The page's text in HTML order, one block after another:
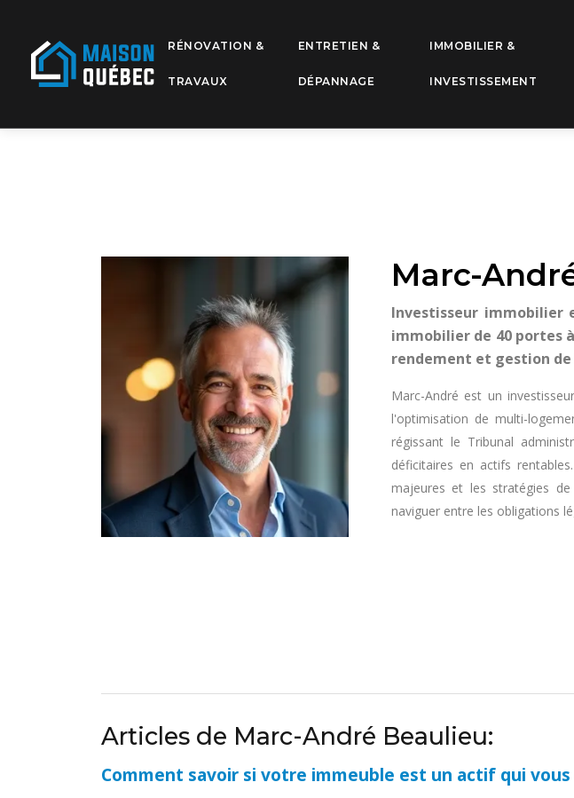
RÉNOVATION &
TRAVAUX
ENTRETIEN &
DÉPANNAGE
IMMOBILIER &
INVESTISSEMENT
Marc-
Investisseur
immobilier de 40 portes
rendement et gestion
Marc-André est un
l'optimisation de multi-
régissant le Tribunal
déficitaires en actifs
majeures et les stratégies
naviguer entre les obligations
Articles de Marc-André Beaulieu:
Comment savoir si votre immeuble est un actif qui